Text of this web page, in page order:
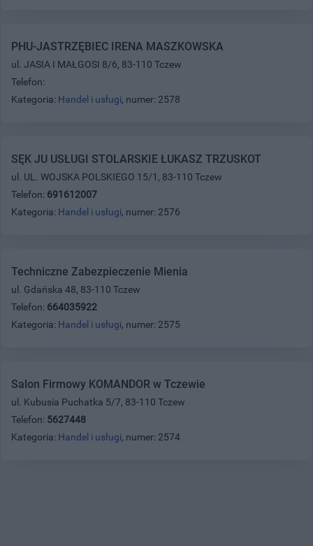
PHU-JASTRZĘBIEC IRENA MASZKOWSKA
ul. JASIA I MAŁGOSI 8/6, 83-110 Tczew
Telefon:
Kategoria: Handel i usługi, numer: 2578
SĘK JU USŁUGI STOLARSKIE ŁUKASZ TRZUSKOT
ul. UL. WOJSKA POLSKIEGO 15/1, 83-110 Tczew
Telefon: 691612007
Kategoria: Handel i usługi, numer: 2576
Techniczne Zabezpieczenie Mienia
ul. Gdańska 48, 83-110 Tczew
Telefon: 664035922
Kategoria: Handel i usługi, numer: 2575
Salon Firmowy KOMANDOR w Tczewie
ul. Kubusia Puchatka 5/7, 83-110 Tczew
Telefon: 5627448
Kategoria: Handel i usługi, numer: 2574